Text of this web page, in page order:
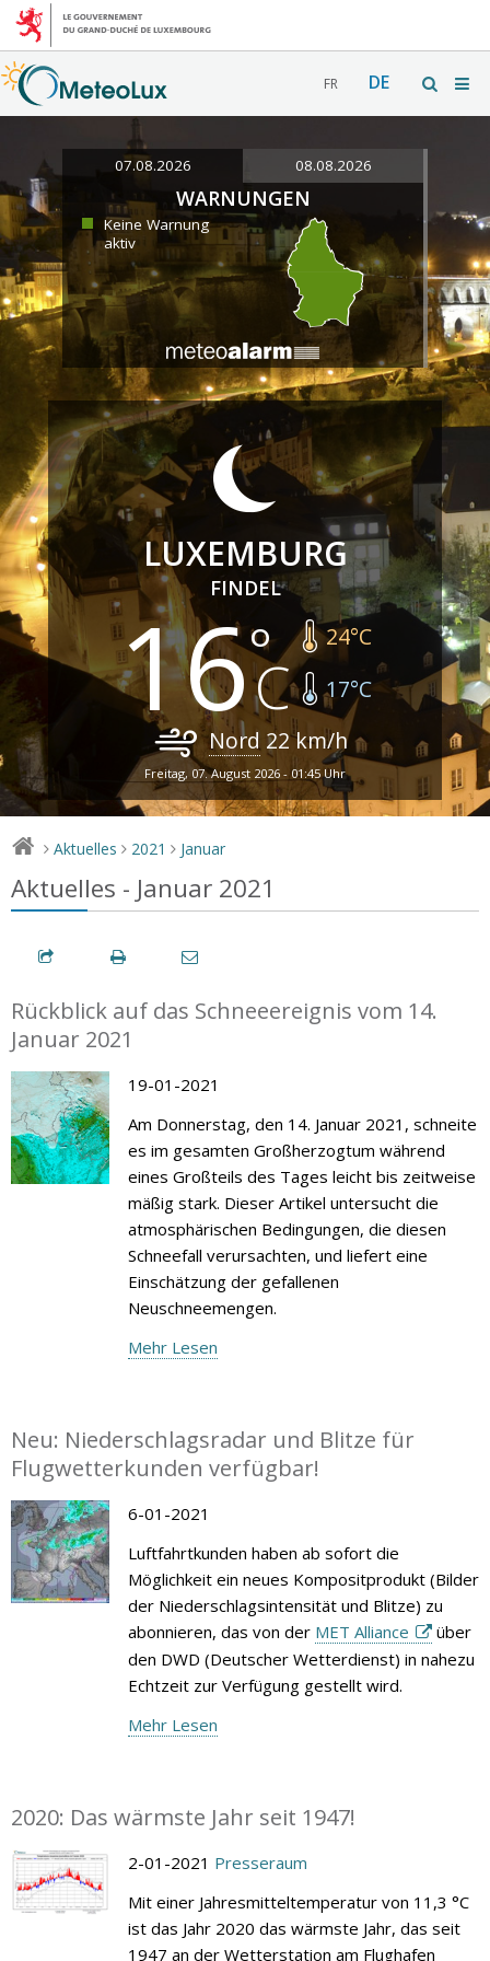
FR DE
07.08.2026 08.08.2026
WARNUNGEN
Keine Warnung
aktiv
LUXEMBURG
FINDEL
16 24°C
17°C
Nord 22km/h
Freitag, 07. August 2026 - 01:45 Uhr
> Aktuelles > 2021 > Januar
Aktuelles - Januar 2021
Rückblick auf das Schneeereignis vom 14.
Januar 2021
19-01-2021
Am Donnerstag, den 14. Januar 2021, schneite
es im gesamten Großherzogtum während
eines Großteils des Tages leicht bis zeitweise
mäßig stark. Dieser Artikel untersucht die
atmosphärischen Bedingungen, die diesen
Schneefall verursachten, und liefert eine
Einschätzung der gefallenen
Neuschneemengen.
Mehr Lesen
Neu: Niederschlagsradar und Blitze für
Flugwetterkunden verfügbar!
6-01-2021
Luftfahrtkunden haben ab sofort die
Möglichkeit ein neues Kompositprodukt (Bilder
der Niederschlagsintensität und Blitze) zu
abonnieren, das von der MET Alliance
über
den DWD (Deutscher Wetterdienst) in nahezu
Echtzeit zur Verfügung gestellt wird.
Mehr Lesen
2020: Das wärmste Jahr seit 1947!
2-01-2021 Presseraum
Mit einer Jahresmitteltemperatur von 11,3 °C
ist das Jahr 2020 das wärmste Jahr, das seit
1947 an der Wetterstation am Flughafen